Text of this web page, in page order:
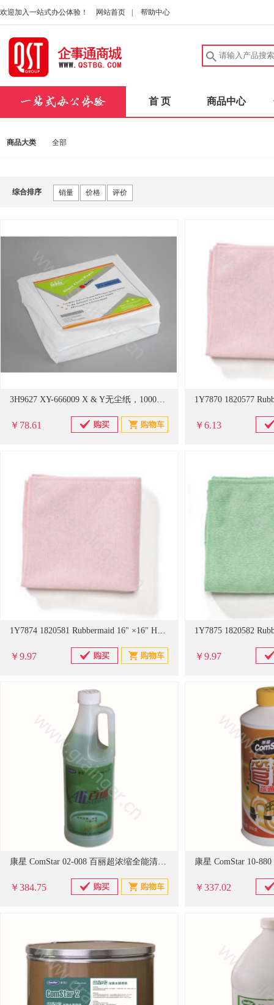
欢迎加入一站式办公体验！ 网站首页 帮助中心
首 页 商品中心
商品大类 全部
综合排序 销量 价格 评价
3H9627 XY-666009 X & Y无尘纸，1000级，9"，厚度0.24mm，300片/包『固安捷』
￥78.61 ￥6.13
1Y7874 1820581 Rubbermaid 16" ×16" HYGEN微纤抹布-红色『固安捷』
￥9.97 ￥9.97
康星 ComStar 02-008 百丽超浓缩全能清洁剂946ml*12瓶
￥384.75 ￥337.02